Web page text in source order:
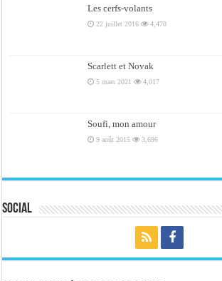
Les cerfs-volants
22 juillet 2016 4,470
Scarlett et Novak
5 mars 2021 4,017
Soufi, mon amour
9 août 2015 3,696
Social